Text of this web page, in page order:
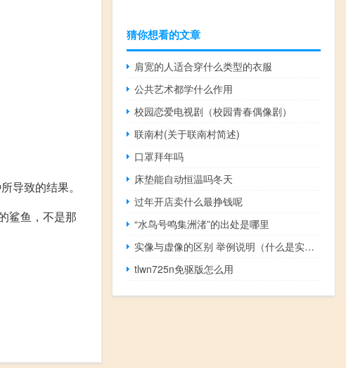
导致的结果。
鲨鱼，不是那
猜你想看的文章
肩宽的人适合穿什么类型的衣服
公共艺术都学什么作用
校园恋爱电视剧（校园青春偶像剧）
联南村(关于联南村简述)
口罩拜年吗
床垫能自动恒温吗冬天
过年开店卖什么最挣钱呢
“水鸟号鸣集洲渚”的出处是哪里
实像与虚像的区别 举例说明（什么是实像 和虚像 他们的定义是）
tlwn725n免驱版怎么用